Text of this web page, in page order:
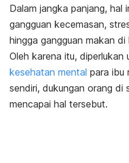
Dalam jangka panjang, hal
gangguan kecemasan,
hingga gangguan makan
Oleh karena itu, diperlukan
kesehatan mental para ibu
sendiri, dukungan orang di
mencapai hal tersebut.